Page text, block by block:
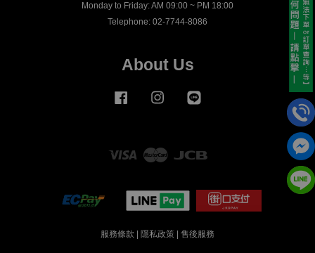
Monday to Friday: AM 09:00 ~ PM 18:00
Telephone: 02-7744-8086
About Us
Facebook Instagram
Visa Master
服務條款 隱私政策 售後服務